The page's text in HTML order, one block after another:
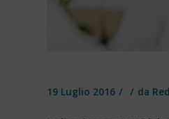
19 Luglio 2016 / / da